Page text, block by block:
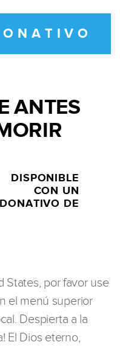
ANTES
DISPONIBLE
CON UN
DONATIVO DE
States, por favor use
el menú superior
Despierta a la
El Dios eterno,